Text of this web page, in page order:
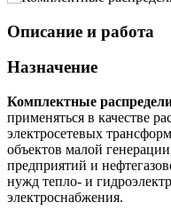
Описание и работа
Назначение
Комплектные
применяться в качестве
электросетевых
объектов малой
предприятий и
нужд тепло- и
электроснабжения.